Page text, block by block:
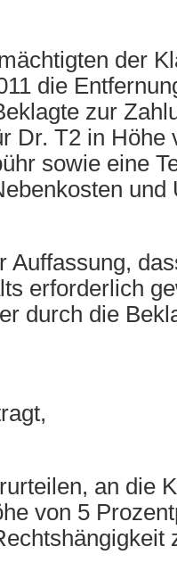
der
die
zur
Dr. T2 in Höhe
sowie eine
und
Auffassung,
erforderlich
durch die
an die
von 5